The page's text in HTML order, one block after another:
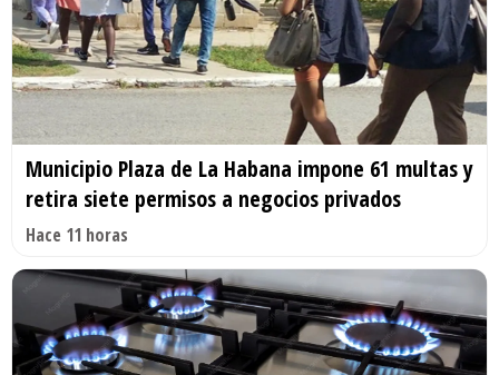
Municipio Plaza de La Habana impone 61 multas y
retira siete permisos a negocios privados
Hace 11 horas